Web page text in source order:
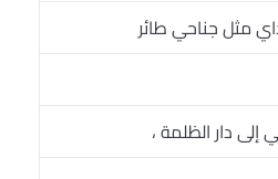
مثل جناحي طائر
دار الظلمة ،